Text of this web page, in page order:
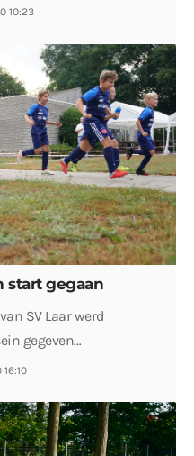
10:23
start gegaan
SV Laar werd
gegeven…